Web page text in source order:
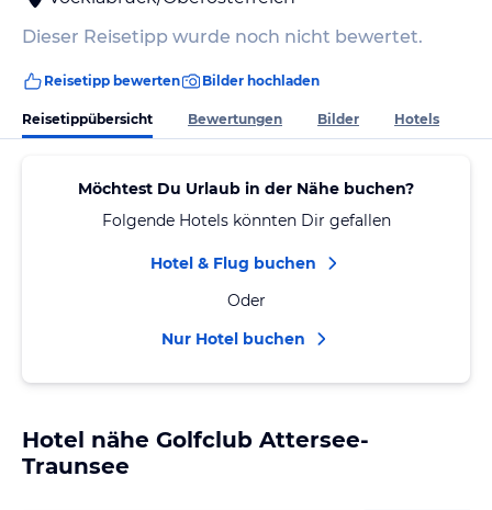
Dieser Reisetipp wurde noch nicht bewertet.
Reisetipp bewerten Bilder hochladen
Reisetippübersicht Bewertungen Bilder Hotels
Möchtest Du Urlaub in der Nähe buchen?
Folgende Hotels könnten Dir gefallen
Hotel & Flug buchen
Oder
Nur Hotel buchen
Hotel nähe Golfclub Attersee-
Traunsee